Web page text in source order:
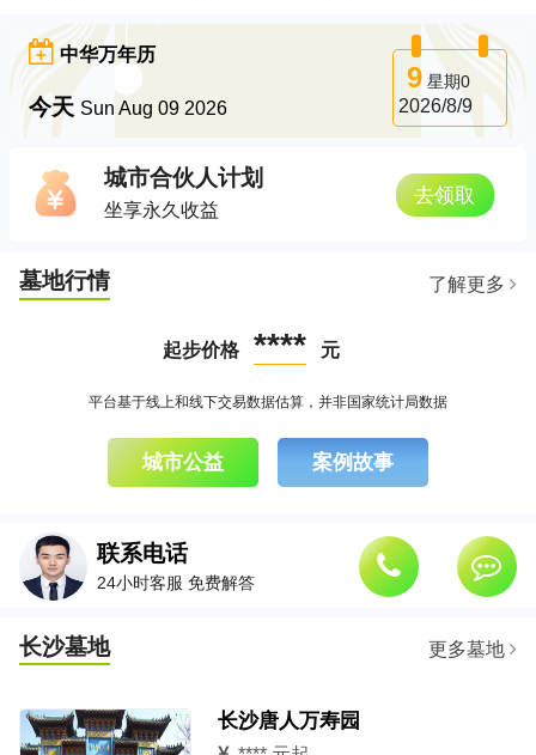
中华万年历
今天 Sun Aug 09 2026
9星期0
2026/8/9
城市合伙人计划
坐享永久收益
去领取
墓地行情 了解更多
起步价格 **** 元
平台基于线上和线下交易数据估算，并非国家统计局数据
城市公益 案例故事
联系电话
24小时客服 免费解答
长沙墓地 更多墓地
长沙唐人万寿园